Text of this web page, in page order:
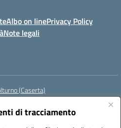
di tracciamento
Albo on linePrivacy Policy
Note legali
(Caserta)
ceis014005@pec.istruzione.it